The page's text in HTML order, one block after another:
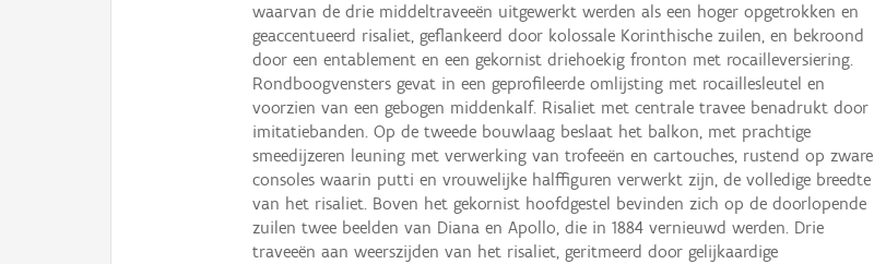
waarvan de drie middeltraveeën uitgewerkt werden als een hoger opgetrokken en
geaccentueerd risaliet, geflankeerd door kolossale Korinthische zuilen, en bekroond
door een entablement en een gekornist driehoekig fronton met rocailleversiering.
Rondboogvensters gevat in een geprofileerde omlijsting met rocaillesleutel en
voorzien van een gebogen middenkalf. Risaliet met centrale travee benadrukt door
imitatiebanden. Op de tweede bouwlaag beslaat het balkon, met prachtige
smeedijzeren leuning met verwerking van trofeeën en cartouches, rustend op zware
consoles waarin putti en vrouwelijke halffiguren verwerkt zijn, de volledige breedte
van het risaliet. Boven het gekornist hoofdgestel bevinden zich op de doorlopende
zuilen twee beelden van Diana en Apollo, die in 1884 vernieuwd werden. Drie
traveeën aan weerszijden van het risaliet, geritmeerd door gelijkaardige